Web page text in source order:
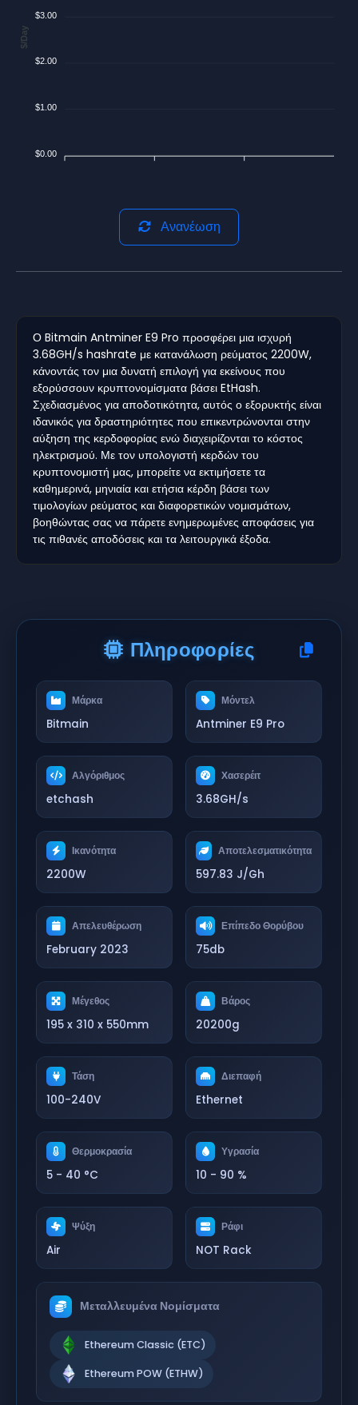
$3.00
$2.00
$1.00
$0.00
$/Day
Ανανέωση
Ο Bitmain Antminer E9 Pro προσφέρει μια ισχυρή
3.68GH/s hashrate με κατανάλωση ρεύματος 2200W,
κάνοντάς τον μια δυνατή επιλογή για εκείνους που
εξορύσσουν κρυπτονομίσματα βάσει EtHash.
Σχεδιασμένος για αποδοτικότητα, αυτός ο εξορυκτής είναι
ιδανικός για δραστηριότητες που επικεντρώνονται στην
αύξηση της κερδοφορίας ενώ διαχειρίζονται το κόστος
ηλεκτρισμού. Με τον υπολογιστή κερδών του
κρυπτονομιστή μας, μπορείτε να εκτιμήσετε τα
καθημερινά, μηνιαία και ετήσια κέρδη βάσει των
τιμολογίων ρεύματος και διαφορετικών νομισμάτων,
βοηθώντας σας να πάρετε ενημερωμένες αποφάσεις για
τις πιθανές αποδόσεις και τα λειτουργικά έξοδα.
Πληροφορίες
Μάρκα
Bitmain
Μόντελ
Antminer E9 Pro
Αλγόριθμος
etchash
Χασερέιτ
3.68GH/s
Ικανότητα
2200W
Αποτελεσματικότητα
597.83 J/Gh
Απελευθέρωση
February 2023
Επίπεδο Θορύβου
75db
Μέγεθος
195 x 310 x 550mm
Βάρος
20200g
Τάση
100-240V
Διεπαφή
Ethernet
Θερμοκρασία
5 - 40 °C
Υγρασία
10 - 90 %
Ψύξη
Air
Ράφι
NOT Rack
Μεταλλευμένα Νομίσματα
Ethereum Classic (ETC)
Ethereum POW (ETHW)